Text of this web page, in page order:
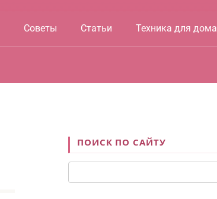
Советы Статьи Техника для дома
ПОИСК ПО САЙТУ